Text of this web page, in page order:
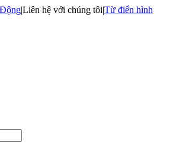
|Liên hệ với chúng tôi|Từ điển hình